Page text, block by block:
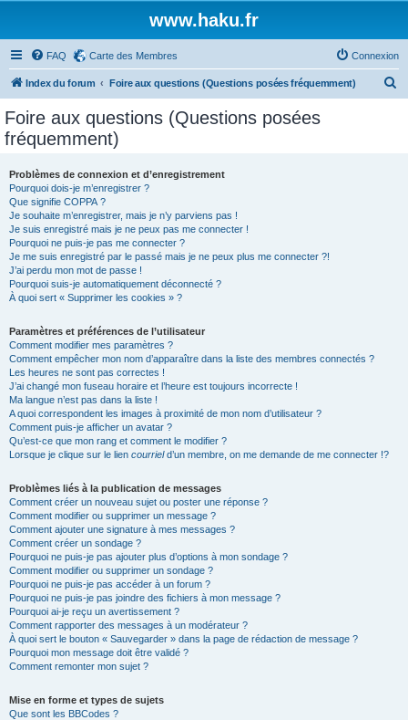
www.haku.fr
FAQ Carte des Membres Connexion
Index du forum Foire aux questions (Questions posées fréquemment)
Foire aux questions (Questions posées
fréquemment)
Problèmes de connexion et d’enregistrement
Pourquoi dois-je m’enregistrer ?
Que signifie COPPA ?
Je souhaite m’enregistrer, mais je n’y parviens pas !
Je suis enregistré mais je ne peux pas me connecter !
Pourquoi ne puis-je pas me connecter ?
Je me suis enregistré par le passé mais je ne peux plus me connecter ?!
J’ai perdu mon mot de passe !
Pourquoi suis-je automatiquement déconnecté ?
À quoi sert « Supprimer les cookies » ?
Paramètres et préférences de l’utilisateur
Comment modifier mes paramètres ?
Comment empêcher mon nom d’apparaître dans la liste des membres connectés ?
Les heures ne sont pas correctes !
J’ai changé mon fuseau horaire et l’heure est toujours incorrecte !
Ma langue n’est pas dans la liste !
A quoi correspondent les images à proximité de mon nom d’utilisateur ?
Comment puis-je afficher un avatar ?
Qu’est-ce que mon rang et comment le modifier ?
Lorsque je clique sur le lien courrield’un membre, on me demande de me connecter !?
Problèmes liés à la publication de messages
Comment créer un nouveau sujet ou poster une réponse ?
Comment modifier ou supprimer un message ?
Comment ajouter une signature à mes messages ?
Comment créer un sondage ?
Pourquoi ne puis-je pas ajouter plus d’options à mon sondage ?
Comment modifier ou supprimer un sondage ?
Pourquoi ne puis-je pas accéder à un forum ?
Pourquoi ne puis-je pas joindre des fichiers à mon message ?
Pourquoi ai-je reçu un avertissement ?
Comment rapporter des messages à un modérateur ?
À quoi sert le bouton « Sauvegarder » dans la page de rédaction de message ?
Pourquoi mon message doit être validé ?
Comment remonter mon sujet ?
Mise en forme et types de sujets
Que sont les BBCodes ?